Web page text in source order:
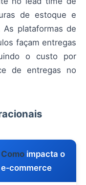
de estoque e
plataformas de
façam entregas
o custo por
de entregas no
Como impacta o
e‑commerce